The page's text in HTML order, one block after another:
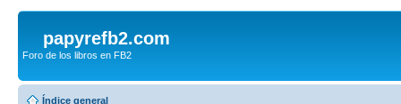
papyrefb2.com
Foro de los libros en FB2
Índice general